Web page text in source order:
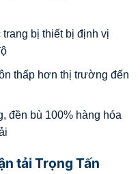
bị thiết bị định vị
thấp hơn thị trường đến
đền bù 100% hàng hóa
tải Trọng Tấn